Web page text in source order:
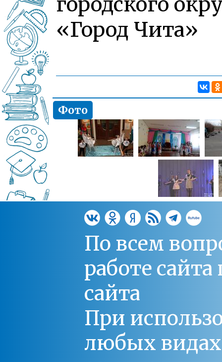
«Город Чита»
Фото
По всем
работе
сайта
При
любых